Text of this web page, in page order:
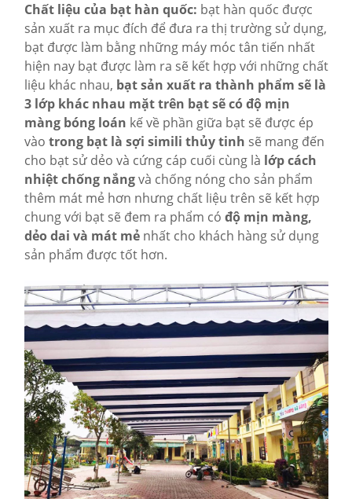
Chất liệu của bạt hàn quốc: bạt hàn quốc được
sản xuất ra mục đích để đưa ra thị trường sử dụng,
bạt được làm bằng những máy móc tân tiến nhất
hiện nay bạt được làm ra sẽ kết hợp với những chất
liệu khác nhau, bạt sản xuất ra thành phẩm sẽ là
3 lớp khác nhau mặt trên bạt sẽ có độ mịn
màng bóng loán kế về phần giữa bạt sẽ được ép
vào trong bạt là sợi simili thủy tinh sẽ mang đến
cho bạt sử dẻo và cứng cáp cuối cùng là lớp cách
nhiệt chống nắngvà chống nóng cho sản phẩm
thêm mát mẻ hơn nhưng chất liệu trên sẽ kết hợp
chung với bạt sẽ đem ra phẩm có độ mịn màng,
dẻo dai và mát mẻ nhất cho khách hàng sử dụng
sản phẩm được tốt hơn.